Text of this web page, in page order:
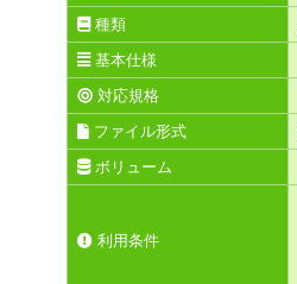
種類
基本仕様
対応規格
ファイル形式
ボリューム
利用条件